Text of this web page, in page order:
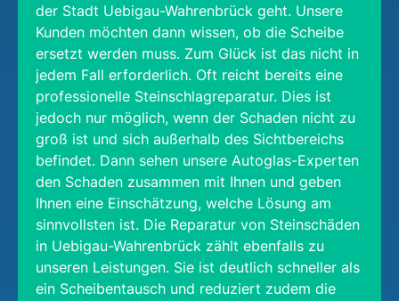
der Stadt Uebigau-Wahrenbrück geht. Unsere
Kunden möchten dann wissen, ob die Scheibe
ersetzt werden muss. Zum Glück ist das nicht in
jedem Fall erforderlich. Oft reicht bereits eine
professionelle Steinschlagreparatur. Dies ist
jedoch nur möglich, wenn der Schaden nicht zu
groß ist und sich außerhalb des Sichtbereichs
befindet. Dann sehen unsere Autoglas-Experten
den Schaden zusammen mit Ihnen und geben
Ihnen eine Einschätzung, welche Lösung am
sinnvollsten ist. Die Reparatur von Steinschäden
in Uebigau-Wahrenbrück zählt ebenfalls zu
unseren Leistungen. Sie ist deutlich schneller als
ein Scheibentausch und reduziert zudem die